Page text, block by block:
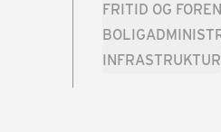
FRITID OG
INFRASTRUKTUR